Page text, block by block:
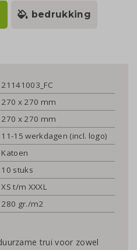
bedrukking
21141003_FC
270 x 270 mm
270 x 270 mm
11-15 werkdagen (incl. logo)
Katoen
10 stuks
XS t/m XXXL
280 gr./m2
trui voor zowel